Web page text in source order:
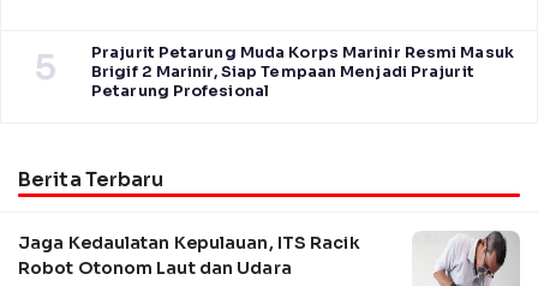
5
Prajurit Petarung Muda Korps Marinir Resmi Masuk
Brigif 2 Marinir, Siap Tempaan Menjadi Prajurit
Petarung Profesional
Berita Terbaru
Jaga Kedaulatan Kepulauan, ITS Racik
Robot Otonom Laut dan Udara